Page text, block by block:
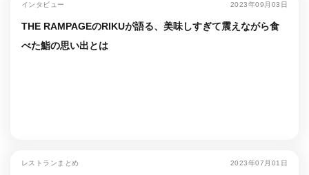
インタビュー 2023年09月03日
THE RAMPAGEのRIKUが語る、美味しすぎて震えながら食
べた鮨の思い出とは
レストランまとめ 2023年07月01日